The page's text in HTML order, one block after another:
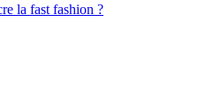
la fast fashion ?